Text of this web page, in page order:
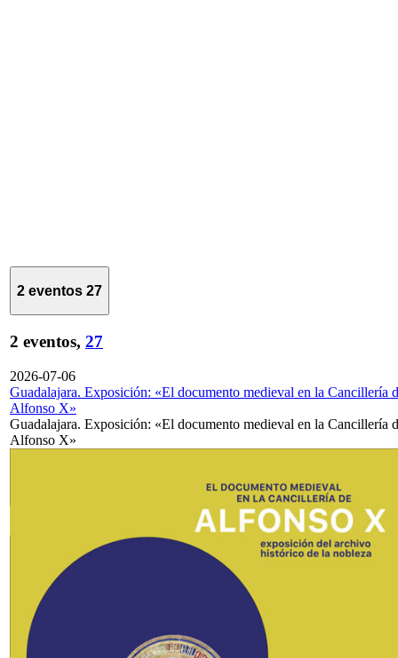
2 eventos 27
2 eventos, 27
2026-07-06
Guadalajara. Exposición: «El documento medieval en la Cancillería
Alfonso X»
Guadalajara. Exposición: «El documento medieval en la Cancillería
Alfonso X»